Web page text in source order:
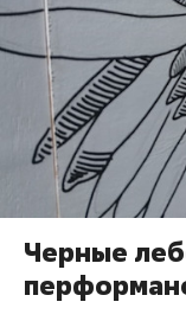
Черные